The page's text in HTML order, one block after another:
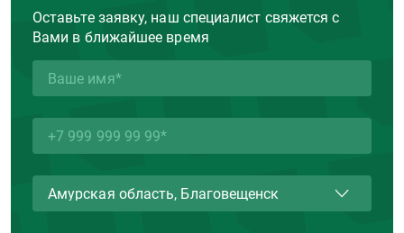
Оставьте заявку, наш специалист свяжется с
Вами в ближайшее время